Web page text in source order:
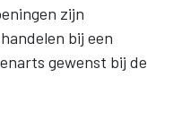
zijn
bij een
gewenst bij de